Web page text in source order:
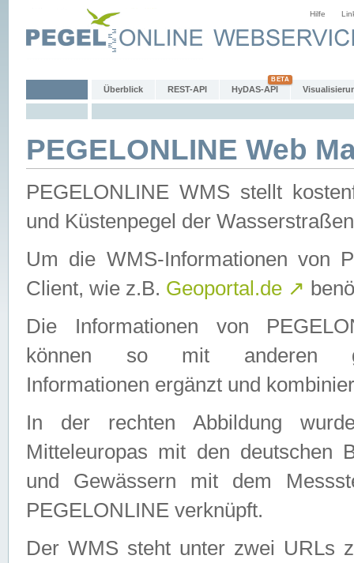
Hilfe
Überblick REST-API HyDAS-API
PEGELONLINE Web
PEGELONLINE WMS stellt
und Küstenpegel der
Um die WMS-Informationen von
Client, wie z.B. Geoportal.de ↗
Die Informationen von
können so mit anderen
Informationen ergänzt und
In der rechten Abbildung
Mitteleuropas mit den deutschen
und Gewässern mit dem
PEGELONLINE verknüpft.
Der WMS steht unter zwei URLs